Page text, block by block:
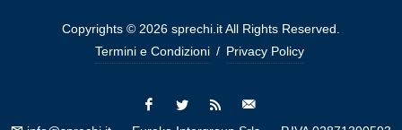
Copyrights © 2026 sprechi.it All Rights Reserved.
Termini e Condizioni / Privacy Policy